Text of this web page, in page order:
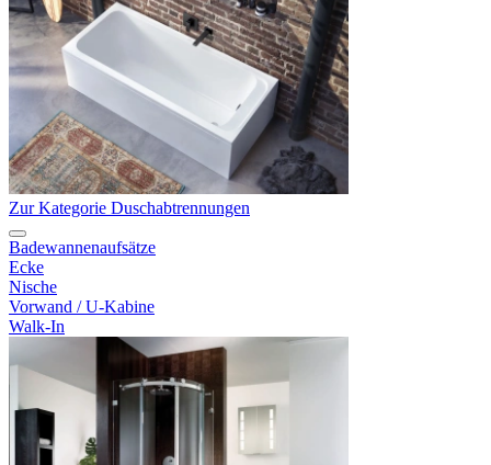
Zur Kategorie Duschabtrennungen
Badewannenaufsätze
Ecke
Nische
Vorwand / U-Kabine
Walk-In